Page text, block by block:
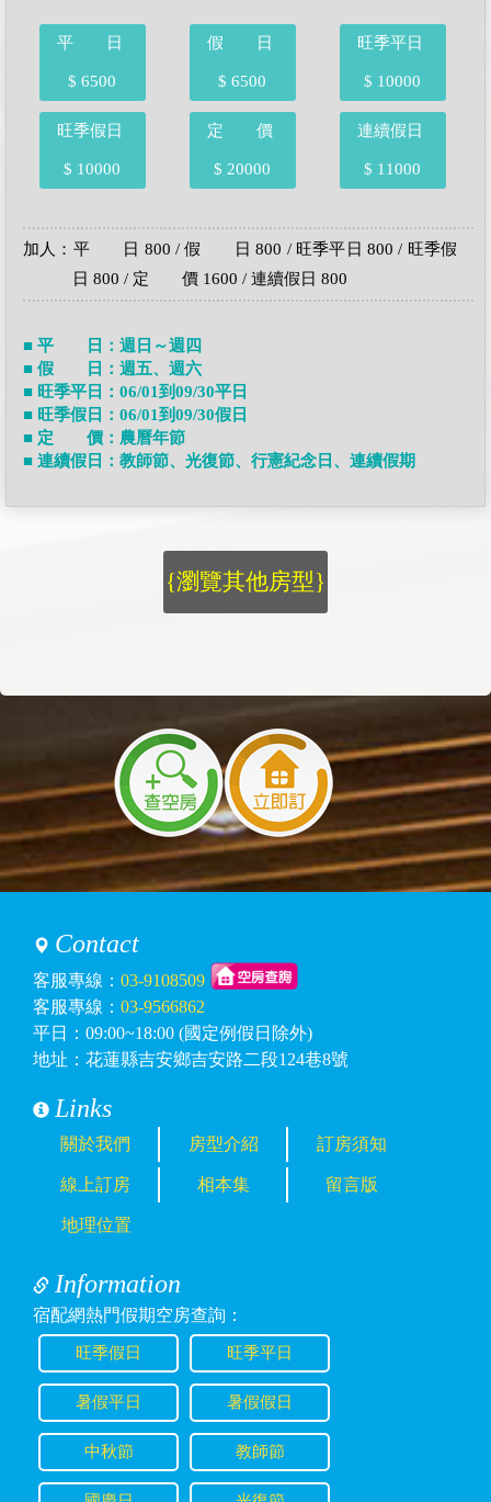
平 日
$ 6500
假 日
$ 6500
旺季平日
$ 10000
旺季假日
$ 10000
定 價
$ 20000
連續假日
$ 11000
加人：平 日 800 / 假 日 800 / 旺季平日 800 / 旺季假
日 800 / 定 價 1600 / 連續假日 800
■ 平 日：週日～週四
■ 假 日：週五、週六
■ 旺季平日：06/01到09/30平日
■ 旺季假日：06/01到09/30假日
■ 定 價：農曆年節
■ 連續假日：教師節、光復節、行憲紀念日、連續假期
{瀏覽其他房型}
Contact
客服專線： 03-9108509
客服專線： 03-9566862
平日：09:00~18:00 (國定例假日除外)
地址：花蓮縣吉安鄉吉安路二段124巷8號
Links
關於我們 房型介紹 訂房須知
線上訂房 相本集 留言版
地理位置
Information
宿配網熱門假期空房查詢：
旺季假日 旺季平日
暑假平日 暑假假日
中秋節 教師節